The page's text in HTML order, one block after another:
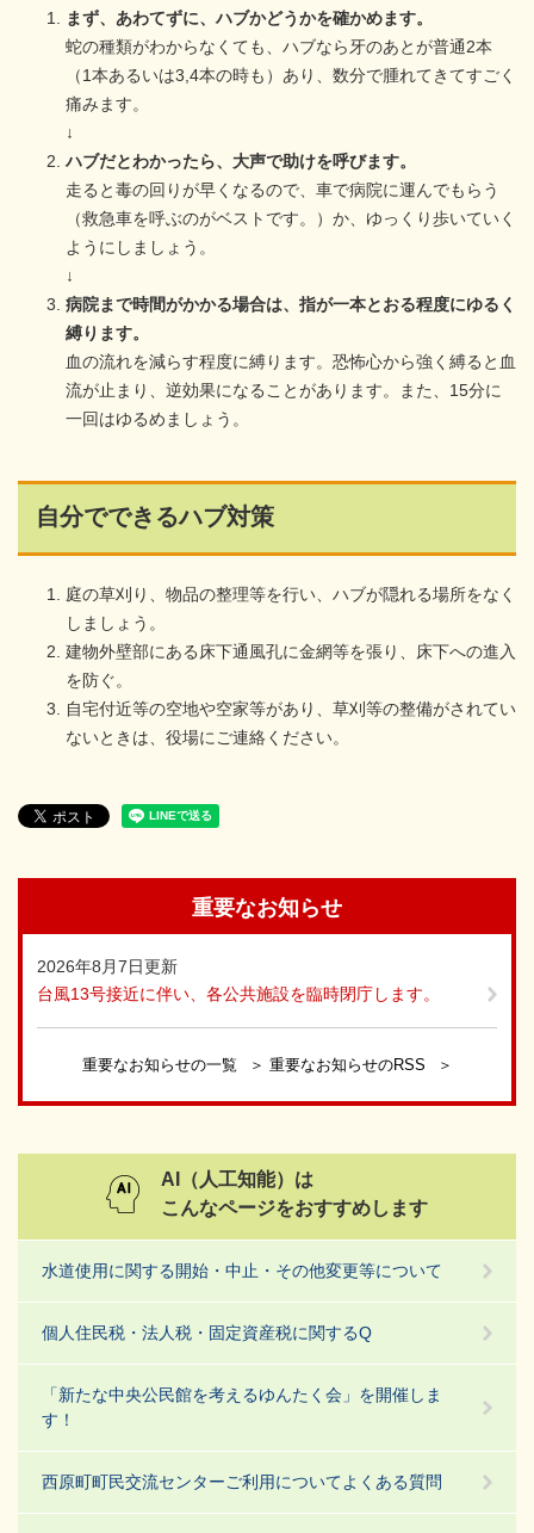
まず、あわてずに、ハブかどうかを確かめます。
蛇の種類がわからなくても、ハブなら牙のあとが普通2本
（1本あるいは3,4本の時も）あり、数分で腫れてきてすごく
痛みます。
↓
ハブだとわかったら、大声で助けを呼びます。
走ると毒の回りが早くなるので、車で病院に運んでもらう
（救急車を呼ぶのがベストです。）か、ゆっくり歩いていく
ようにしましょう。
↓
病院まで時間がかかる場合は、指が一本とおる程度にゆるく
縛ります。
血の流れを減らす程度に縛ります。恐怖心から強く縛ると血
流が止まり、逆効果になることがあります。また、15分に
一回はゆるめましょう。
自分でできるハブ対策
庭の草刈り、物品の整理等を行い、ハブが隠れる場所をなく
しましょう。
建物外壁部にある床下通風孔に金網等を張り、床下への進入
を防ぐ。
自宅付近等の空地や空家等があり、草刈等の整備がされてい
ないときは、役場にご連絡ください。
重要なお知らせ
2026年8月7日更新
台風13号接近に伴い、各公共施設を臨時閉庁します。
重要なお知らせの一覧 重要なお知らせのRSS
AI（人工知能）は
こんなページをおすすめします
水道使用に関する開始・中止・その他変更等について
個人住民税・法人税・固定資産税に関するQ
「新たな中央公民館を考えるゆんたく会」を開催しま
す！
西原町町民交流センターご利用についてよくある質問